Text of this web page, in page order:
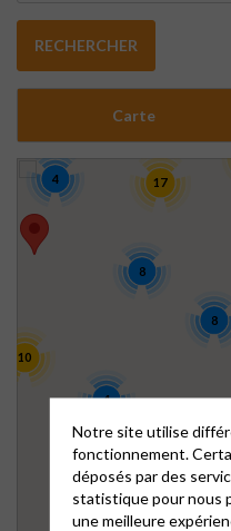
RECHERCHER
Carte
45
22
10
4
17
8
4
8
Notre site utilise
fonctionnement.
déposés par des
statistique pour nous
une meilleure